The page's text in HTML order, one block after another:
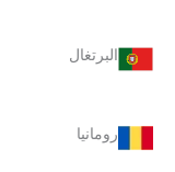
البرتغال
رومانيا